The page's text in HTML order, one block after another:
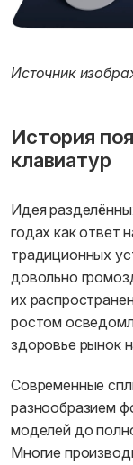
Источник
История
клавиатур
Идея
годах как ответ
традиционных
довольно
их
ростом
здоровье рынок
Современные
разнообразием
моделей до
Многие